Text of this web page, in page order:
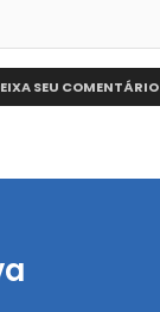
SEU COMENTÁRIO